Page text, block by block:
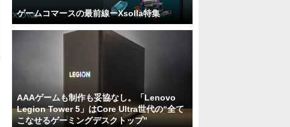
ゲームコマースの最前線ーXsolla特集
AAAゲームも制作も妥協なし。「Lenovo
Legion Tower 5」はCore Ultra世代の“全て
こなせるゲーミングデスクトップ”